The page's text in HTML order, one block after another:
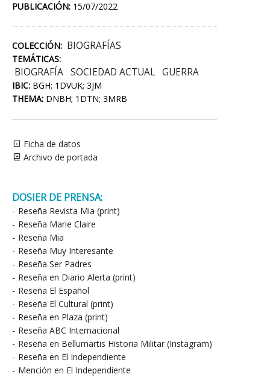
PUBLICACIÓN: 15/07/2022
COLECCIÓN: BIOGRAFÍAS
TEMÁTICAS:
BIOGRAFÍA SOCIEDAD ACTUAL GUERRA
IBIC: BGH; 1DVUK; 3JM
THEMA: DNBH; 1DTN; 3MRB
Ficha de datos
Archivo de portada
DOSIER DE PRENSA:
- Reseña Revista Mia (print)
- Reseña Marie Claire
- Reseña Mia
- Reseña Muy Interesante
- Reseña Ser Padres
- Reseña en Diario Alerta (print)
- Reseña El Español
- Reseña El Cultural (print)
- Reseña en Plaza (print)
- Reseña ABC Internacional
- Reseña en Bellumartis Historia Militar (Instagram)
- Reseña en El Independiente
- Mención en El Independiente